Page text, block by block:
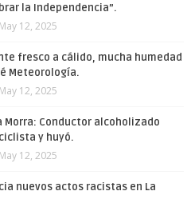
la Independencia”.
May 12, 2025
fresco a cálido, mucha humedad
Meteorología.
May 12, 2025
Morra: Conductor alcoholizado
y huyó.
May 12, 2025
nuevos actos racistas en La